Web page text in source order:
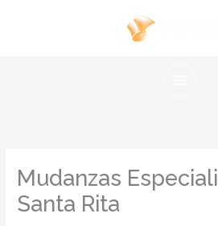
Mudanzas
Santa Rita